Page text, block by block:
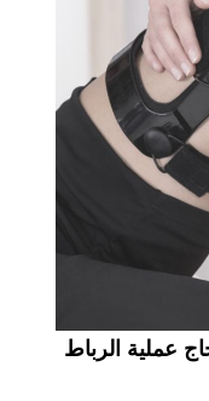
عملية الرباط